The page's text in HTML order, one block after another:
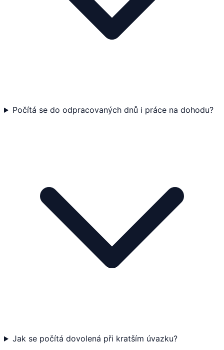
Počítá se do odpracovaných dnů i práce na dohodu?
Jak se počítá dovolená při kratším úvazku?